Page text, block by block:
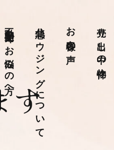
不動産売却でお悩みの方へ 北急ハウジングについて お客様の声 売り出し中の物件
す